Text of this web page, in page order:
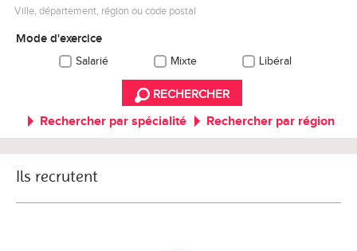
Ville, département, région ou code postal
Mode d'exercice
Salarié Mixte Libéral
RECHERCHER
Rechercher par spécialité Rechercher par région
Ils recrutent